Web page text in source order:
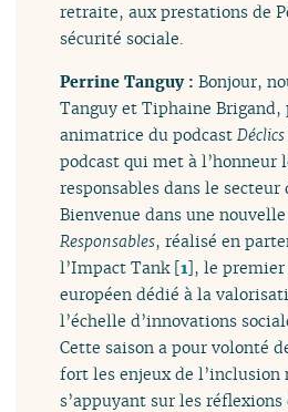
retraite, aux prestations de
sécurité sociale.
Perrine Tanguy :Bonjour,
Tanguy et Tiphaine
animatrice du podcast
podcast qui met à
responsables dans le
Bienvenue dans une
Responsables, réalisé en
l’Impact Tank[1], le premier
européen dédié à la
l’échelle d’innovations
Cette saison a pour volonté
fort les enjeux de l’inclusion
s’appuyant sur les réflexions